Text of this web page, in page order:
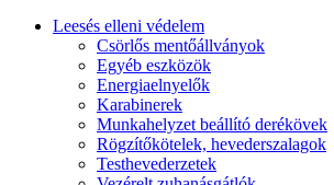
Leesés elleni védelem
Csörlős mentőállványok
Egyéb eszközök
Energiaelnyelők
Karabinerek
Munkahelyzet beállító derékövek
Rögzítőkötelek, hevederszalagok
Testhevederzetek